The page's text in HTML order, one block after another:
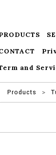
and
Products >